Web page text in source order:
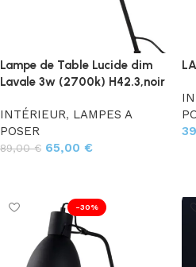
Lampe de Table Lucide dim
Lavale 3w (2700k) H42.3,noir
INTÉRIEUR, LAMPES A
POSER
89,00€ 65,00 €
-30%